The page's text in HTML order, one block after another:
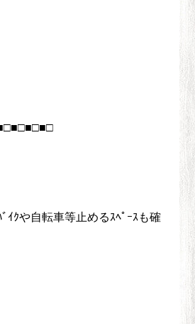
や自転車等止めるｽﾍﾟｰｽも確